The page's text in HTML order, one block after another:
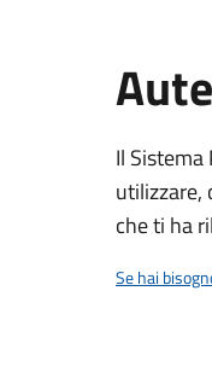
Il
utilizzare,
che ti ha
Se hai